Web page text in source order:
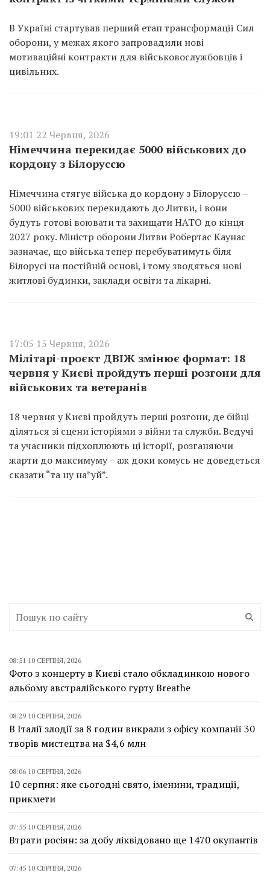
В Україні стартував перший етап трансформації Сил
оборони, у межах якого запровадили нові
мотиваційні контракти для військовослужбовців і
цивільних.
19:01 22 Червня, 2026
Німеччина перекидає 5000 військових до
кордону з Білоруссю
Німеччина стягує війська до кордону з Білоруссю –
5000 військових перекидають до Литви, і вони
будуть готові воювати та захищати НАТО до кінця
2027 року. Міністр оборони Литви Робертас Каунас
зазначає, що війська тепер перебуватимуть біля
Білорусі на постійній основі, і тому зводяться нові
житлові будинки, заклади освіти та лікарні.
17:05 15 Червня, 2026
Мілітарі-проєкт ДВІЖ змінює формат: 18
червня у Києві пройдуть перші розгони для
військових та ветеранів
18 червня у Києві пройдуть перші розгони, де бійці
діляться зі сцени історіями з війни та служби. Ведучі
та учасники підхоплюють ці історії, розганяючи
жарти до максимуму – аж доки комусь не доведеться
сказати “та ну на*уй”.
08:51 10 СЕРПНЯ, 2026
Фото з концерту в Києві стало обкладинкою нового
альбому австралійського гурту Breathe
08:29 10 СЕРПНЯ, 2026
В Італії злодії за 8 годин викрали з офісу компанії 30
творів мистецтва на $4,6 млн
08:06 10 СЕРПНЯ, 2026
10 серпня: яке сьогодні свято, іменини, традиції,
прикмети
07:55 10 СЕРПНЯ, 2026
Втрати росіян: за добу ліквідовано ще 1470 окупантів
07:45 10 СЕРПНЯ, 2026